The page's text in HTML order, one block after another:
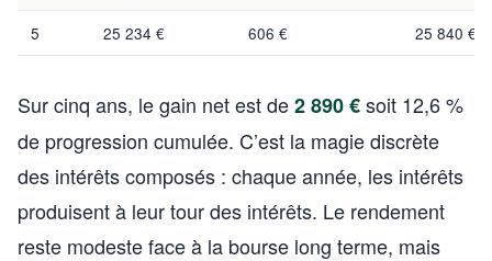
5 25 234 € 606 € 25 840 €
Sur cinq ans, le gain net est de2 890 €soit 12,6 %
de progression cumulée. C’est la magie discrète
des intérêts composés : chaque année, les intérêts
produisent à leur tour des intérêts. Le rendement
reste modeste face à la bourse long terme, mais